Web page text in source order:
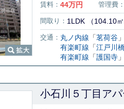
賃料： 44万円 管理費：
間取り： 1LDK （104.10㎡
交通： 丸ノ内線 「茗荷谷
有楽町線 「江戸川
有楽町線 「護国寺
小石川５丁目ア